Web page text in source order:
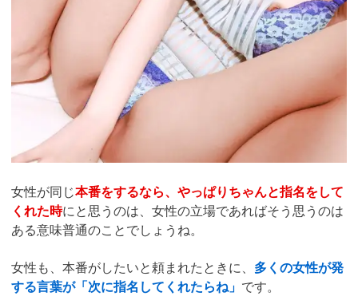
女性が同じ本番をするなら、やっぱりちゃんと指名をして
くれた時にと思うのは、女性の立場であればそう思うのは
ある意味普通のことでしょうね。
女性も、本番がしたいと頼まれたときに、 多くの女性が発
する言葉が「次に指名してくれたらね」 です。